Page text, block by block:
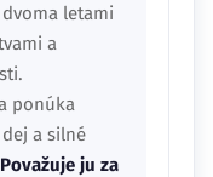
letami
a
ponúka
a silné
Považuje ju za